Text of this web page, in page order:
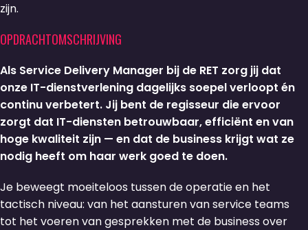
zijn.
OPDRACHTOMSCHRIJVING
Als Service Delivery Manager bij de RET zorg jij dat
onze IT-dienstverlening dagelijks soepel verloopt én
continu verbetert. Jij bent de regisseur die ervoor
zorgt dat IT-diensten betrouwbaar, efficiënt en van
hoge kwaliteit zijn — en dat de business krijgt wat ze
nodig heeft om haar werk goed te doen.
Je beweegt moeiteloos tussen de operatie en het
tactisch niveau: van het aansturen van service teams
tot het voeren van gesprekken met de business over